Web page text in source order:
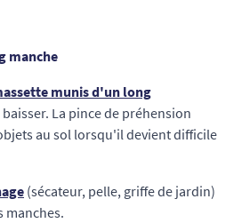
manche
munis d'un long
La pince de préhension
au sol lorsqu'il devient difficile
(sécateur, pelle, griffe de jardin)
manches.